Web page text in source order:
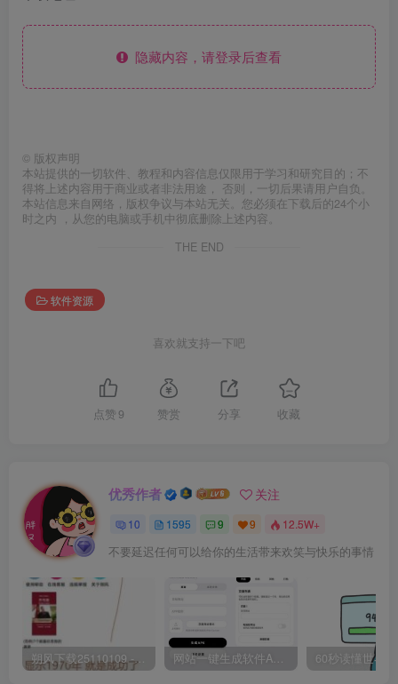
隐藏内容，请登录后查看
© 版权声明
本站提供的一切软件、教程和内容信息仅限用于学习和研究目的；不
得将上述内容用于商业或者非法用途， 否则，一切后果请用户自负。
本站信息来自网络，版权争议与本站无关。您必须在下载后的24个小
时之内 ，从您的电脑或手机中彻底删除上述内容。
THE END
软件资源
喜欢就支持一下吧
点赞 9 赞赏 分享 收藏
优秀作者 关注
10 1595 9 9 12.5W+
不要延迟任何可以给你的生活带来欢笑与快乐的事情
朔风下载25110109 -磁力下载神器-去VIP限制版本 网站一键生成软件APP 完美版 同时支持打包html文件